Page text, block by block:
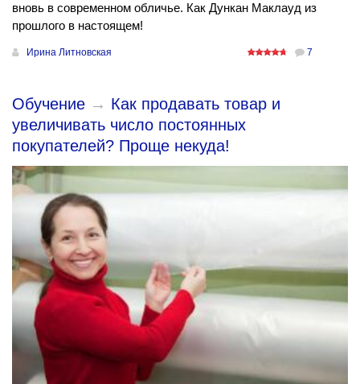
вновь в современном обличье. Как Дункан Маклауд из
прошлого в настоящем!
Ирина Литновская 7
Обучение → Как продавать товар и
увеличивать число постоянных
покупателей? Проще некуда!